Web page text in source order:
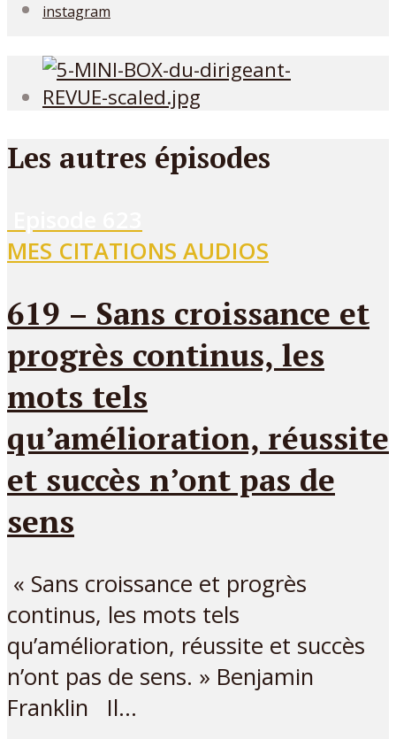
instagram
Les autres épisodes
MES CITATIONS AUDIOS
619 – Sans croissance et
progrès continus, les
mots tels
qu’amélioration, réussite
et succès n’ont pas de
sens
« Sans croissance et progrès
continus, les mots tels
qu’amélioration, réussite et succès
n’ont pas de sens. » Benjamin
Franklin Il...